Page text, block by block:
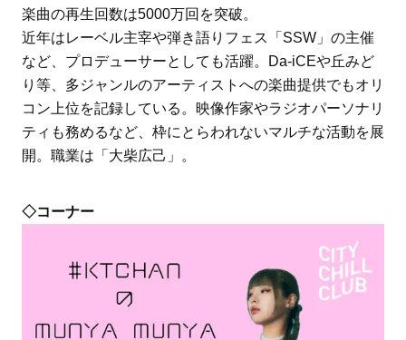
楽曲の再生回数は5000万回を突破。
近年はレーベル主宰や弾き語りフェス「SSW」の主催
など、プロデューサーとしても活躍。Da-iCEや丘みど
り等、多ジャンルのアーティストへの楽曲提供でもオリ
コン上位を記録している。映像作家やラジオパーソナリ
ティも務めるなど、枠にとらわれないマルチな活動を展
開。職業は「大柴広己」。
◇コーナー